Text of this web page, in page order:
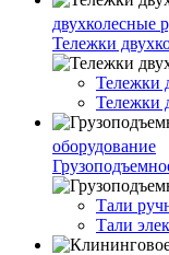
двухколесные
Тележки
Тележки
Тележки
оборудование
Тали
Тали